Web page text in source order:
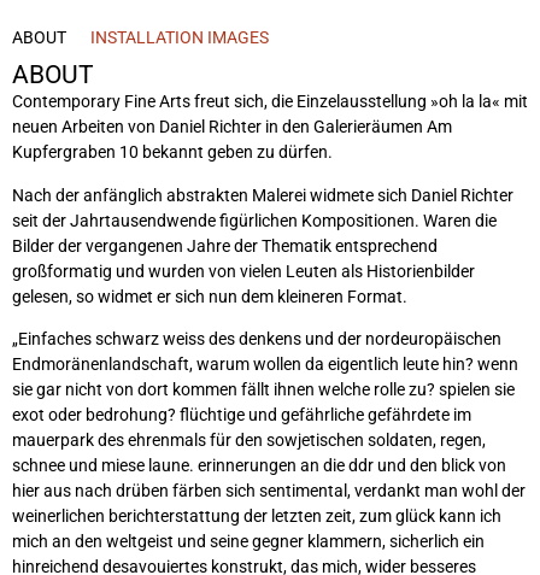
ABOUT INSTALLATION IMAGES
ABOUT
Contemporary Fine Arts freut sich, die Einzelausstellung »oh la la« mit
neuen Arbeiten von Daniel Richter in den Galerieräumen Am
Kupfergraben 10 bekannt geben zu dürfen.
Nach der anfänglich abstrakten Malerei widmete sich Daniel Richter
seit der Jahrtausendwende figürlichen Kompositionen. Waren die
Bilder der vergangenen Jahre der Thematik entsprechend
großformatig und wurden von vielen Leuten als Historienbilder
gelesen, so widmet er sich nun dem kleineren Format.
„Einfaches schwarz weiss des denkens und der nordeuropäischen
Endmoränenlandschaft, warum wollen da eigentlich leute hin? wenn
sie gar nicht von dort kommen fällt ihnen welche rolle zu? spielen sie
exot oder bedrohung? flüchtige und gefährliche gefährdete im
mauerpark des ehrenmals für den sowjetischen soldaten, regen,
schnee und miese laune. erinnerungen an die ddr und den blick von
hier aus nach drüben färben sich sentimental, verdankt man wohl der
weinerlichen berichterstattung der letzten zeit, zum glück kann ich
mich an den weltgeist und seine gegner klammern, sicherlich ein
hinreichend desavouiertes konstrukt, das mich, wider besseres